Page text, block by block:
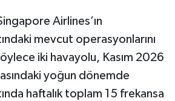
Airlines’ın
mevcut operasyonlarını
iki havayolu, Kasım 2026
yoğun dönemde
haftalık toplam 15 frekansa